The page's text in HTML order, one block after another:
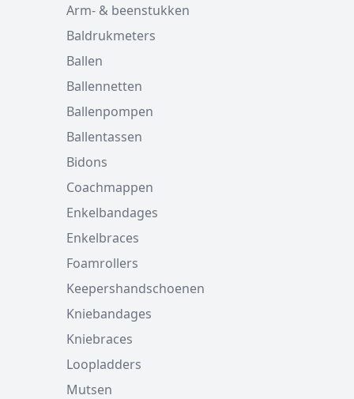
Arm- & beenstukken
Baldrukmeters
Ballen
Ballennetten
Ballenpompen
Ballentassen
Bidons
Coachmappen
Enkelbandages
Enkelbraces
Foamrollers
Keepershandschoenen
Kniebandages
Kniebraces
Loopladders
Mutsen